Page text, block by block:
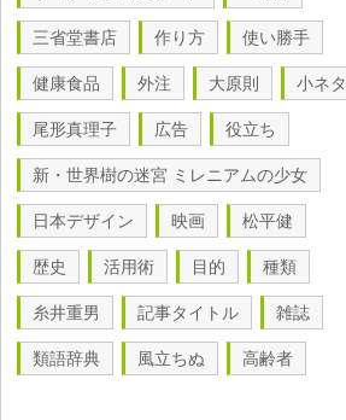
三省堂書店 作り方 使い勝手
健康食品 外注 大原則 小ネタ
尾形真理子 広告 役立ち
新・世界樹の迷宮 ミレニアムの少女
日本デザイン 映画 松平健
歴史 活用術 目的 種類
糸井重男 記事タイトル 雑誌
類語辞典 風立ちぬ 高齢者